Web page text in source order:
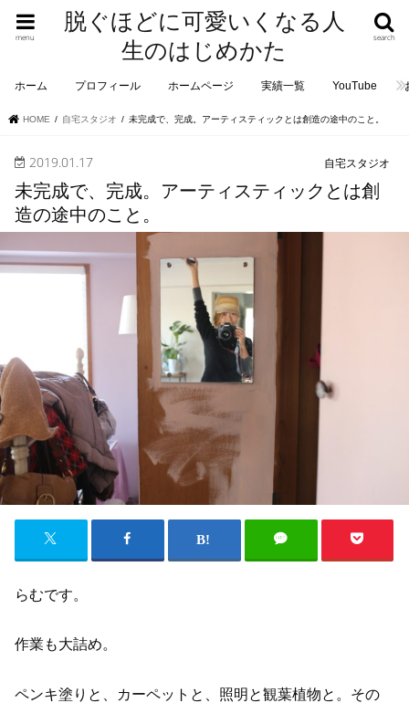
脱ぐほどに可愛いくなる人
生のはじめかた
search
menu
ホーム プロフィール ホームページ 実績一覧 YouTube
HOME 自宅スタジオ 未完成で、完成。アーティスティックとは創造の途中のこと。
自宅スタジオ
2019.01.17
未完成で、完成。アーティスティックとは創
造の途中のこと。
らむです。
作業も大詰め。
ペンキ塗りと、カーペットと、照明と観葉植物と。その